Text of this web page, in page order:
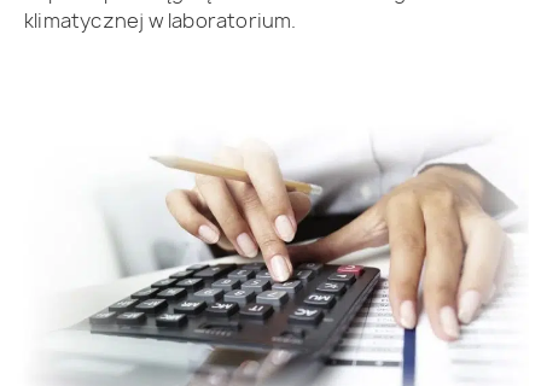
klimatycznej w laboratorium.